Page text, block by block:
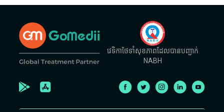
វេទិកាថែទាំសុខភាពដែលបានបញ្ជាក់
NABH